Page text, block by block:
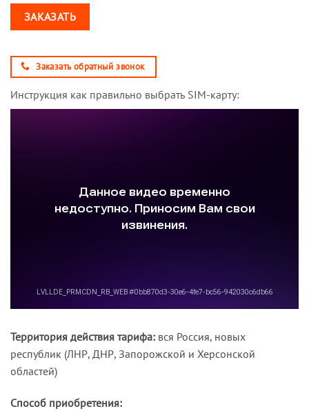
ЗАКАЗАТЬ
Заказать обратный звонок
Инструкция как правильно выбрать SIM-карту:
Территория действия тарифа: вся Россия, новых
республик (ЛНР, ДНР, Запорожской и Херсонской
областей)
Способ приобретения: